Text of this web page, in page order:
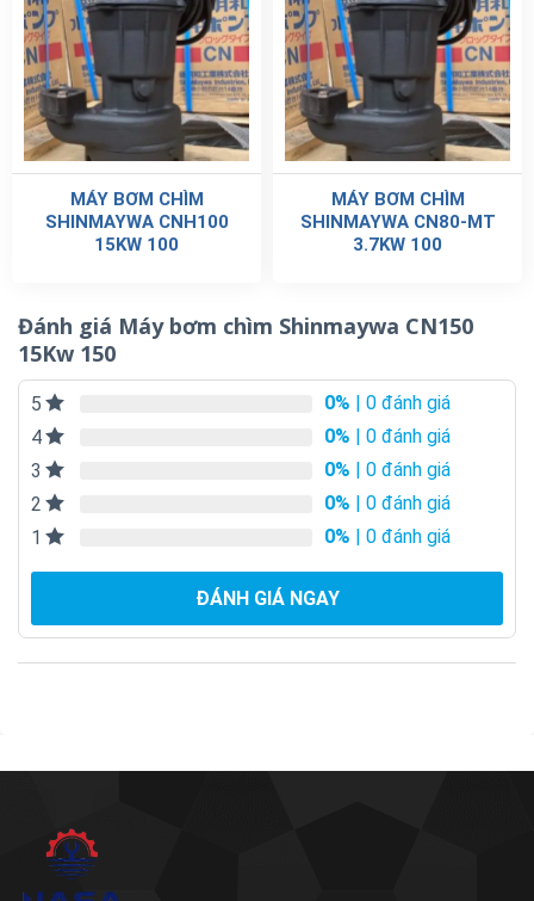
MÁY BƠM CHÌM
SHINMAYWA CNH100
15KW 100
MÁY BƠM CHÌM
SHINMAYWA CN80-MT
3.7KW 100
Đánh giá Máy bơm chìm Shinmaywa CN150
15Kw 150
5 0% | 0 đánh giá
4
0% | 0 đánh giá
3
0% | 0 đánh giá
2
0% | 0 đánh giá
1
0% | 0 đánh giá
ĐÁNH GIÁ NGAY